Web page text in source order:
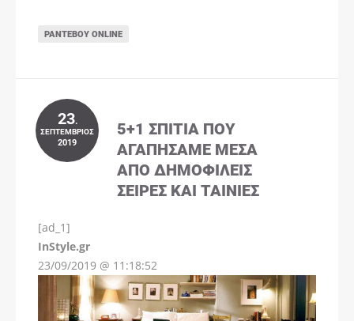
ΡΑΝΤΕΒΟΎ ONLINE
23.
ΣΕΠΤΈΜΒΡΙΟΣ
2019
5+1 ΣΠΊΤΙΑ ΠΟΥ
ΑΓΑΠΉΣΑΜΕ ΜΈΣΑ
ΑΠΌ ΔΗΜΟΦΙΛΕΊΣ
ΣΕΙΡΈΣ ΚΑΙ ΤΑΙΝΊΕΣ
[ad_1]
InStyle.gr
23/09/2019 @ 11:18:52